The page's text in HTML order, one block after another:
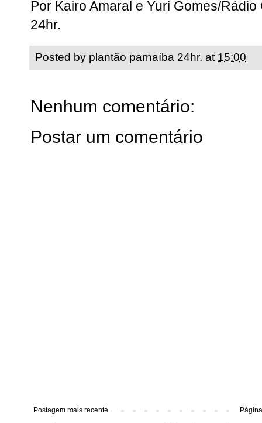
Por Kairo Amaral e Yuri Gomes/
24hr.
Posted by plantão parnaíba 24hr. at 15:00
Nenhum comentário:
Postar um comentário
Postagem mais recente